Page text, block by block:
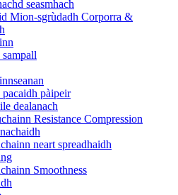
seasmhach
Mion-sgrùdadh Corporra &
pàipeir
dealanach
Resistance Compression
neart spreadhaidh
Smoothness